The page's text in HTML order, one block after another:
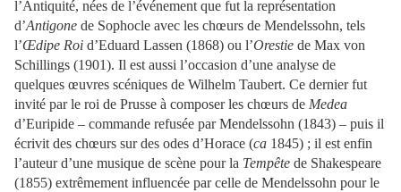
l’Antiquité, nées de l’événement que fut la représentation
d’Antigone de Sophocle avec les chœurs de Mendelssohn, tels
l’Œdipe Roi d’Eduard Lassen (1868) ou l’Orestie de Max von
Schillings (1901). Il est aussi l’occasion d’une analyse de
quelques œuvres scéniques de Wilhelm Taubert. Ce dernier fut
invité par le roi de Prusse à composer les chœurs de Medea
d’Euripide – commande refusée par Mendelssohn (1843) – puis il
écrivit des chœurs sur des odes d’Horace (ca 1845) ; il est enfin
l’auteur d’une musique de scène pour la Tempête de Shakespeare
(1855) extrêmement influencée par celle de Mendelssohn pour le